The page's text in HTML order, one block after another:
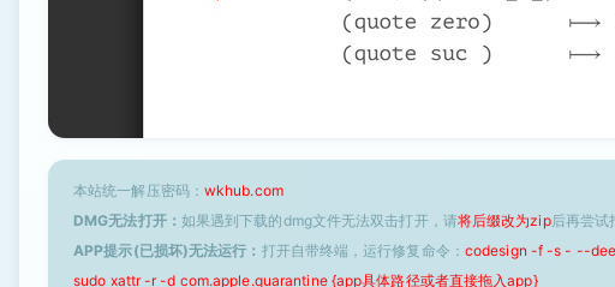
本站统一解压密码： wkhub.com
DMG无法打开： 如果遇到下载的dmg文件无法双击打开，请将后缀改为zip后再尝试
APP提示(已损坏)无法运行： 打开自带终端，运行修复命令： codesign -f -s - --
sudo xattr -r -d com.apple.quarantine {app具体路径或者直接拖入app}